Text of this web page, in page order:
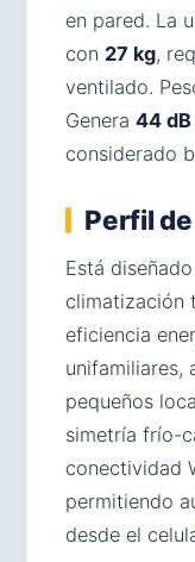
en pared. La
con 27 kg,
ventilado.
Genera 44 dB
considerado
Perfil
Está
climatización
eficiencia
unifamiliares,
pequeños
simetría frío-
conectividad
permitiendo
desde el